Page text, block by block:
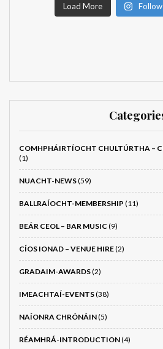
Load More
COMHPHÁIRTÍOCHT CHULTÚRTHA –
(1)
NUACHT-NEWS(59)
BALLRAÍOCHT-MEMBERSHIP (11)
BEÁR CEOL – BAR MUSIC (9)
CÍOS IONAD – VENUE HIRE(2)
GRADAIM-AWARDS(2)
IMEACHTAÍ-EVENTS(38)
NAÍONRA CHRÓNÁIN(5)
RÉAMHRÁ-INTRODUCTION(4)